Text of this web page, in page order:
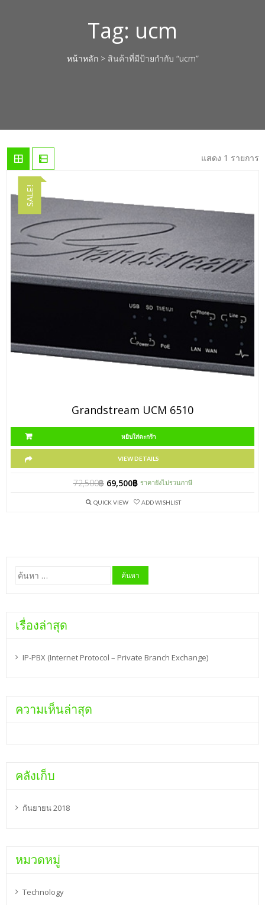
Tag: ucm
หน้าหลัก> สินค้าที่มีป้ายกำกับ “ucm”
แสดง 1 รายการ
SALE!
Grandstream UCM 6510
หยิบใส่ตะกร้า
VIEW DETAILS
72,500฿ 69,500฿ ราคายังไม่รวมภาษี
QUICK VIEW ADD WISHLIST
ค้นหา
สำหรับ:
เรื่องล่าสุด
IP-PBX (Internet Protocol – Private Branch Exchange)
ความเห็นล่าสุด
คลังเก็บ
กันยายน 2018
หมวดหมู่
Technology